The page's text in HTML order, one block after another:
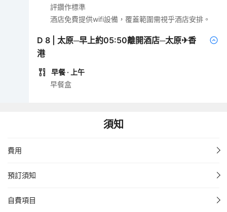
評鑽作標準
酒店免費提供wifi設備，覆蓋範圍需視乎酒店安排。
D 8
太原─早上約05:50離開酒店─太原✈香
港
早餐 · 上午
早餐盒
須知
費用
預訂須知
自費項目